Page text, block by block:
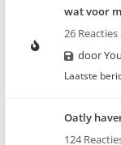
wat voor
26
door
Laatste
Oatly
124